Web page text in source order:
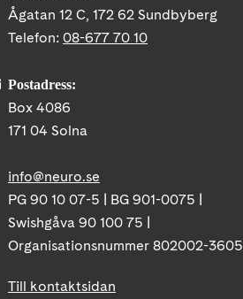
Ågatan 12 C, 172 62 Sundbyberg
Telefon: 08-677 70 10
Postadress:
Box 4086
171 04 Solna
info@neuro.se
PG 90 10 07-5 | BG 901-0075 |
Swishgåva 90 100 75 |
Organisationsnummer 802002-3605
Till kontaktsidan